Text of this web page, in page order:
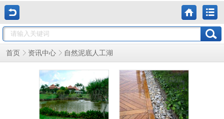
首页 资讯中心 自然泥底人工湖